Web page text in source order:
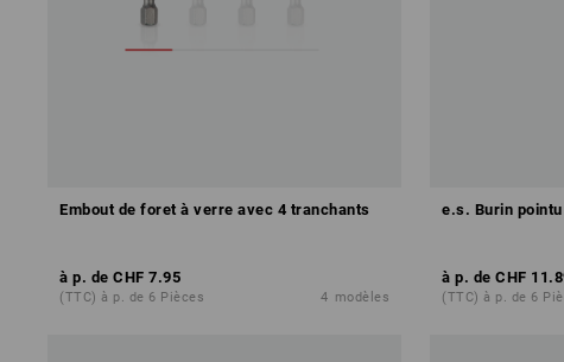
Embout de foret à verre avec 4 tranchants
à p. de CHF 7.95
(TTC) à p. de 6 Pièces 4 modèles
e.s. Burin
à p. de CHF
(TTC) à p. de 6